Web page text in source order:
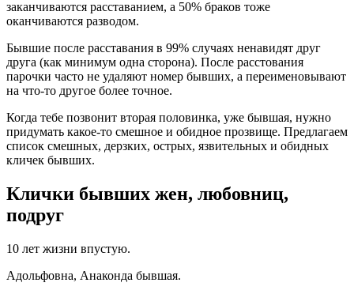
заканчиваются расставанием, а 50% браков тоже
оканчиваются разводом.
Бывшие после расставания в 99% случаях ненавидят друг
друга (как минимум одна сторона). После расстования
парочки часто не удаляют номер бывших, а переименовывают
на что-то другое более точное.
Когда тебе позвонит вторая половинка, уже бывшая, нужно
придумать какое-то смешное и обидное прозвище. Предлагаем
список смешных, дерзких, острых, язвительных и обидных
кличек бывших.
Клички бывших жен, любовниц,
подруг
10 лет жизни впустую.
Адольфовна, Анаконда бывшая.